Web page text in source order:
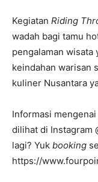
Kegiatan Riding
wadah bagi tamu
pengalaman
keindahan warisan
kuliner Nusantara
Informasi
dilihat di Instagram
lagi? Yuk booking
https://